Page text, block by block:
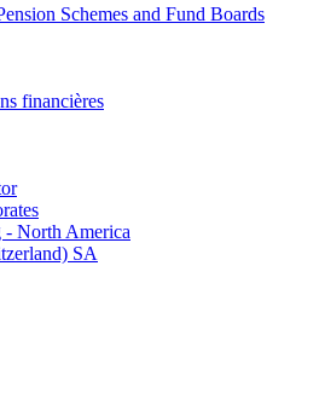
Schemes and Fund Boards
financières
- North America
SA